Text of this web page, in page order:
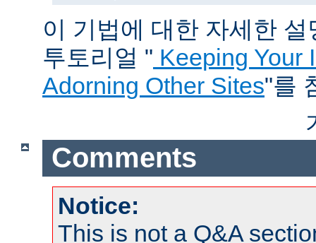
이 기법에 대한 자세한
투토리얼 " Keeping Your
Adorning Other Sites"를
Comments
Notice:
This is not a Q&A